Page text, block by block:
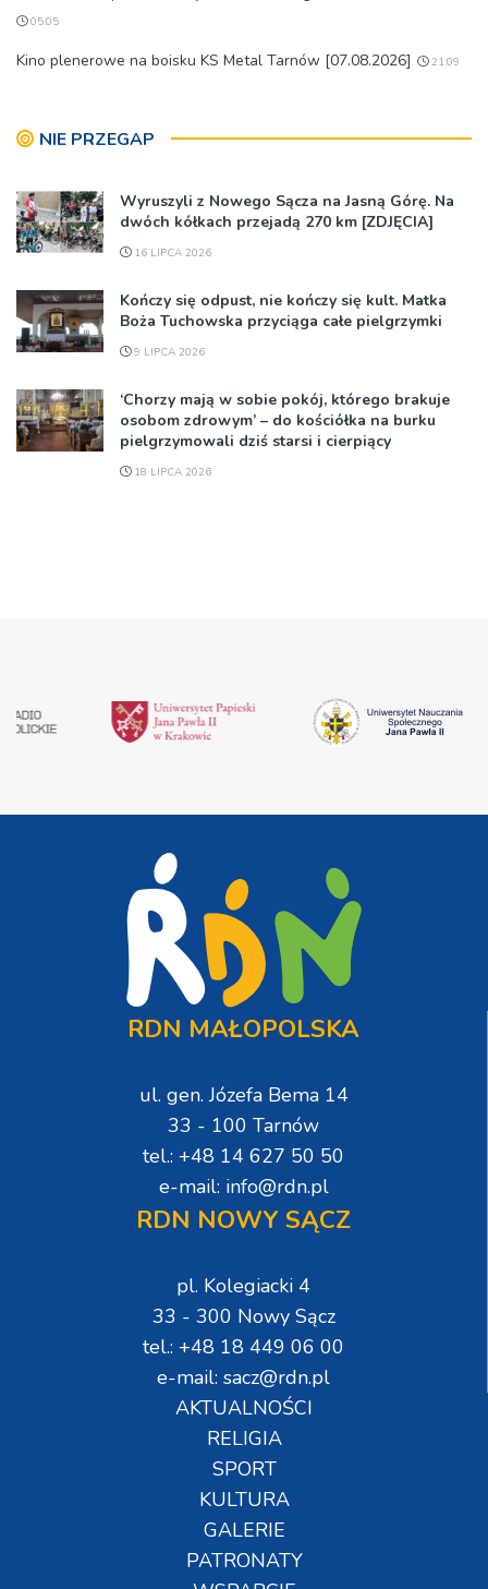
05:05
Kino plenerowe na boisku KS Metal Tarnów [07.08.2026] 21:09
NIE PRZEGAP
Wyruszyli z Nowego Sącza na Jasną Górę. Na
dwóch kółkach przejadą 270 km [ZDJĘCIA]
16 LIPCA 2026
Kończy się odpust, nie kończy się kult. Matka
Boża Tuchowska przyciąga całe pielgrzymki
9 LIPCA 2026
‘Chorzy mają w sobie pokój, którego brakuje
osobom zdrowym’ – do kościółka na burku
pielgrzymowali dziś starsi i cierpiący
18 LIPCA 2026
RDN MAŁOPOLSKA
ul. gen. Józefa Bema 14
33 - 100 Tarnów
tel.: +48 14 627 50 50
e-mail: info@rdn.pl
RDN NOWY SĄCZ
pl. Kolegiacki 4
33 - 300 Nowy Sącz
tel.: +48 18 449 06 00
e-mail: sacz@rdn.pl
AKTUALNOŚCI
RELIGIA
SPORT
KULTURA
GALERIE
PATRONATY